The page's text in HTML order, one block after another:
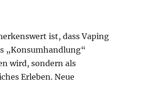
ist, dass Vaping
„Konsumhandlung“
wird, sondern als
Erleben. Neue